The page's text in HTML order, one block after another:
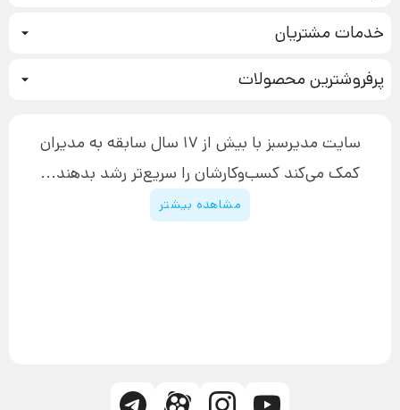
بازاریابی عصبی
تبلیغ نویسی
افزایش عملکرد
چگونه کتاب بنویسیم
دوره اینستاگرام
خدمات مشتریان
آموزش دسترسی به دانلود فایل‌ها
پیگیری سفارش
پشتیبانی
قوانین و مقررات سایت
پرفروشترین محصولاتدوره جدید سیستم سازی
سایت مدیرسبز با بیش از 17 سال سابقه به مدیران
کمک می‌کند کسب‌و‌کارشان را سریع‌تر رشد بدهند...
مشاهده بیشتر